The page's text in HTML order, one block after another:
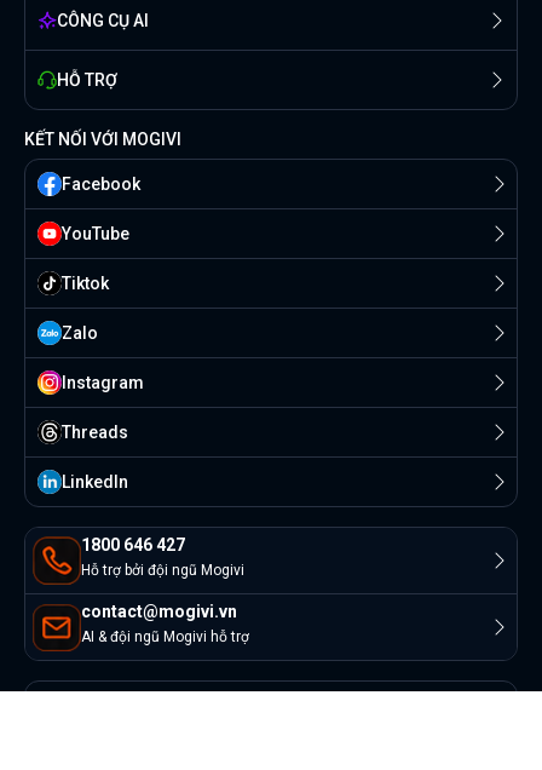
CÔNG CỤ AI
HỖ TRỢ
1800 646 427
Hỗ trợ bởi đội ngũ Mogivi
contact@mogivi.vn
AI & đội ngũ Mogivi hỗ trợ
KẾT NỐI VỚI MOGIVI
Facebook
YouTube
Tiktok
Zalo
Instagram
Threads
Linkedln